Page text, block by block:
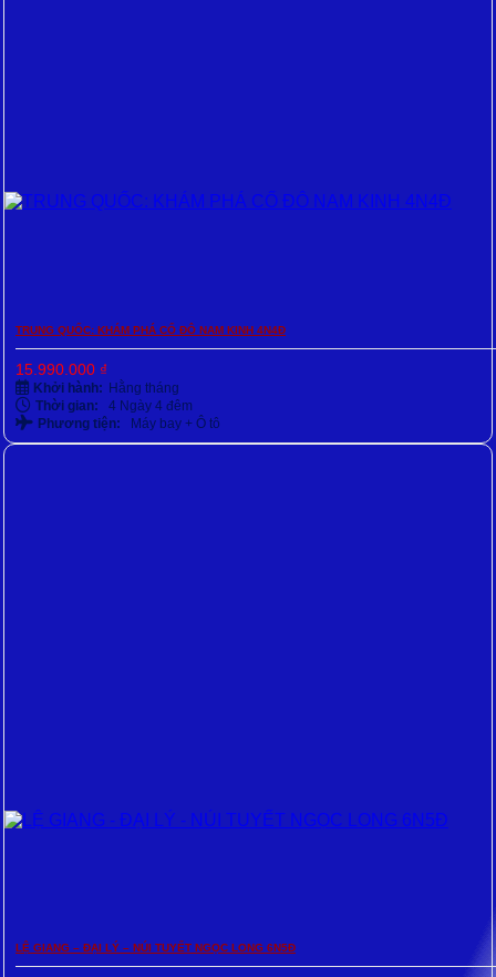
TRUNG QUỐC: KHÁM PHÁ CỐ ĐÔ NAM KINH 4N4Đ
15.990.000 ₫
Khởi hành: Hằng tháng
Thời gian:
4 Ngày 4 đêm
Phương tiện:
Máy bay + Ô tô
LỆ GIANG – ĐẠI LÝ – NÚI TUYẾT NGỌC LONG 6N5Đ